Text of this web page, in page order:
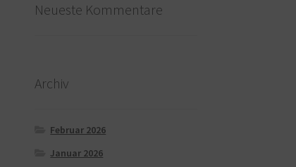
Neueste Kommentare
Archiv
Februar 2026
Januar 2026